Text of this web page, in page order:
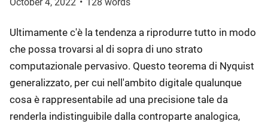
Ultimamente c'è la tendenza a riprodurre tutto in modo
che possa trovarsi al di sopra di uno strato
computazionale pervasivo. Questo teorema di Nyquist
generalizzato, per cui nell'ambito digitale qualunque
cosa è rappresentabile ad una precisione tale da
renderla indistinguibile dalla controparte analogica,